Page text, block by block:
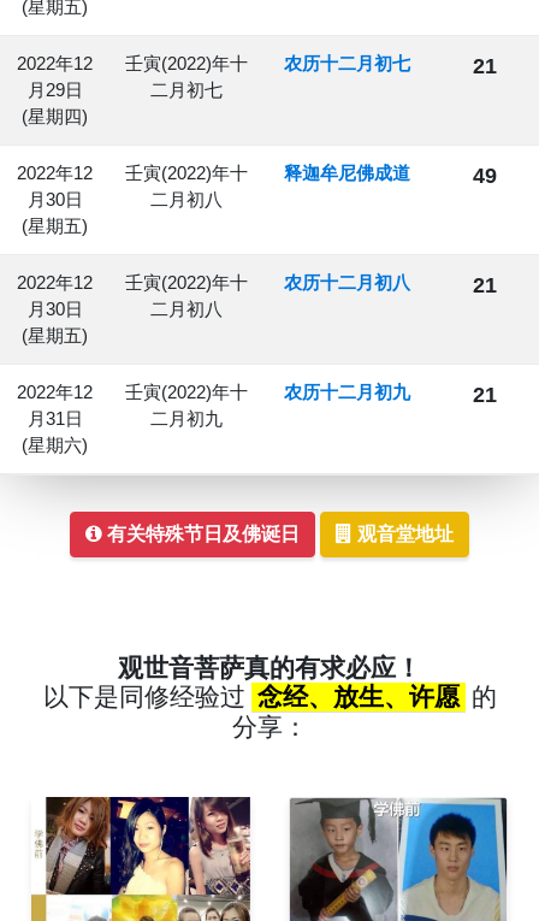
(星期五)
2022年12
月29日
(星期四)
壬寅(2022)年十
二月初七
农历十二月初七 21
2022年12
月30日
(星期五)
壬寅(2022)年十
二月初八
释迦牟尼佛成道 49
2022年12
月30日
(星期五)
壬寅(2022)年十
二月初八
农历十二月初八 21
2022年12
月31日
(星期六)
壬寅(2022)年十
二月初九
农历十二月初九 21
有关特殊节日及佛诞日 观音堂地址
观世音菩萨真的有求必应！
以下是同修经验过 念经、放生、许愿 的
分享：